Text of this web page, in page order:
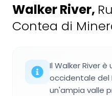
Walker River,
Contea di
Il Walker River
occidentale del
un'ampia valle